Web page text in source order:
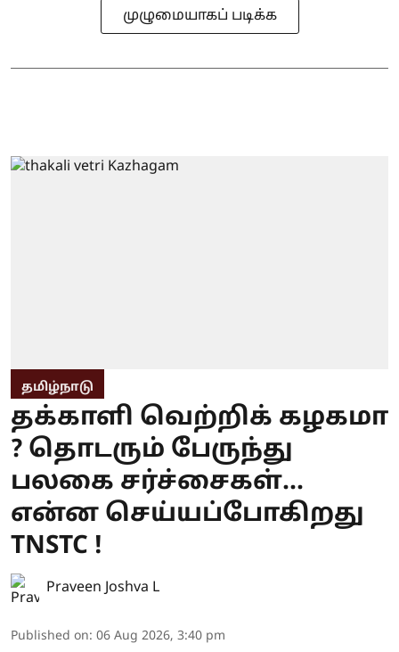
முழுமையாகப் படிக்க
தமிழ்நாடு
தக்காளி வெற்றிக் கழகமா
? தொடரும் பேருந்து
பலகை சர்ச்சைகள்...
என்ன செய்யப்போகிறது
TNSTC !
Praveen Joshva L
Published on: 06 Aug 2026, 3:40 pm